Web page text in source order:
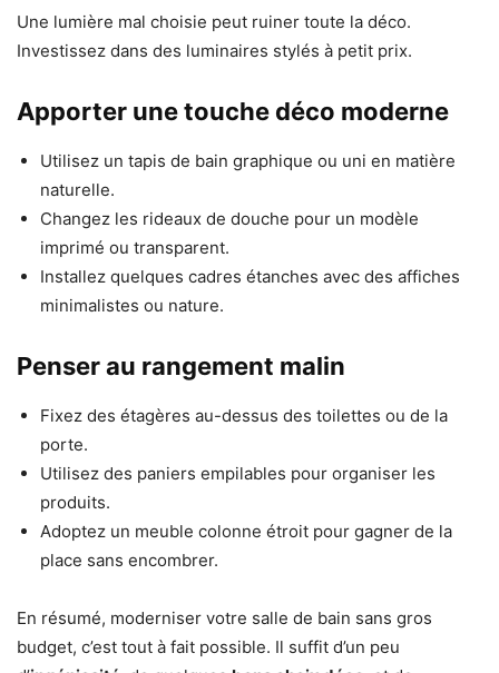
Une lumière mal choisie peut ruiner toute la déco.
Investissez dans des luminaires stylés à petit prix.
Apporter une touche déco moderne
Utilisez un tapis de bain graphique ou uni en matière
naturelle.
Changez les rideaux de douche pour un modèle
imprimé ou transparent.
Installez quelques cadres étanches avec des affiches
minimalistes ou nature.
Penser au rangement malin
Fixez des étagères au-dessus des toilettes ou de la
porte.
Utilisez des paniers empilables pour organiser les
produits.
Adoptez un meuble colonne étroit pour gagner de la
place sans encombrer.
En résumé, moderniser votre salle de bain sans gros
budget, c’est tout à fait possible. Il suffit d’un peu